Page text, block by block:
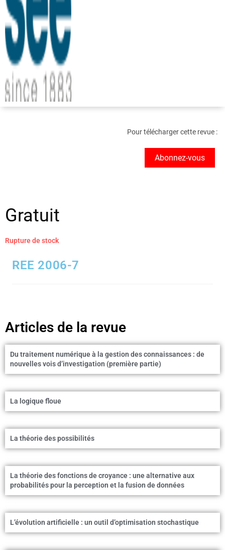
Pour télécharger cette revue :
Abonnez-vous
Gratuit
Rupture de stock
REE 2006-7
Articles de la revue
Du traitement numérique à la gestion des connaissances : de
nouvelles vois d’investigation (première partie)
La logique floue
La théorie des possibilités
La théorie des fonctions de croyance : une alternative aux
probabilités pour la perception et la fusion de données
L’évolution artificielle : un outil d’optimisation stochastique